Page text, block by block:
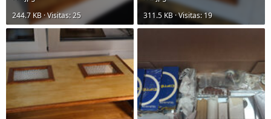
244.7 KB · Visitas: 25
311.5 KB · Visitas: 19